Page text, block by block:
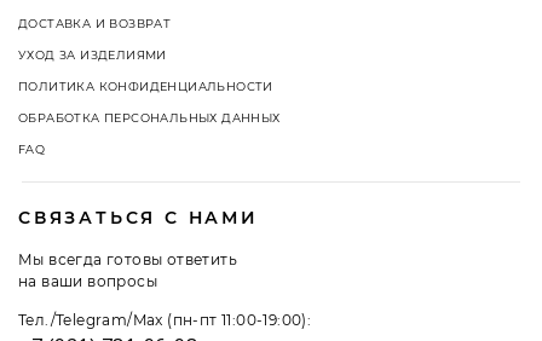
ДОСТАВКА И ВОЗВРАТ
УХОД ЗА ИЗДЕЛИЯМИ
ПОЛИТИКА КОНФИДЕНЦИАЛЬНОСТИ
ОБРАБОТКА ПЕРСОНАЛЬНЫХ ДАННЫХ
FAQ
СВЯЗАТЬСЯ С НАМИ
Мы всегда готовы ответить
на ваши вопросы
Тел./Telegram/Max (пн-пт 11:00-19:00):